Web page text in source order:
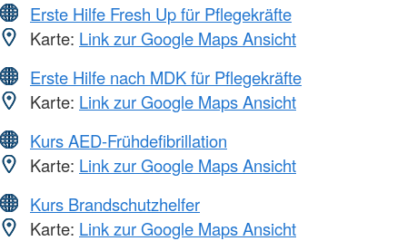
Erste Hilfe Fresh Up für Pflegekräfte
Karte: Link zur Google Maps Ansicht
Erste Hilfe nach MDK für Pflegekräfte
Karte: Link zur Google Maps Ansicht
Kurs AED-Frühdefibrillation
Karte: Link zur Google Maps Ansicht
Kurs Brandschutzhelfer
Karte: Link zur Google Maps Ansicht